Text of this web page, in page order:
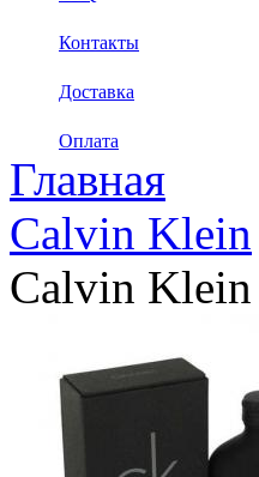
Контакты
Доставка
Оплата
Главная
Calvin Klein
Calvin Klein